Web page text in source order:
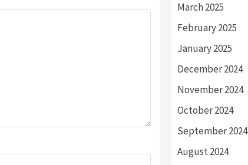
March 2025
February 2025
January 2025
December 2024
November 2024
October 2024
September 2024
August 2024